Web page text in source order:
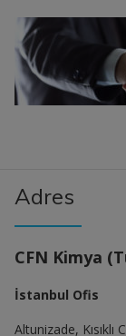
Adres
CFN Kimya
İstanbul Ofis
Altunizade,